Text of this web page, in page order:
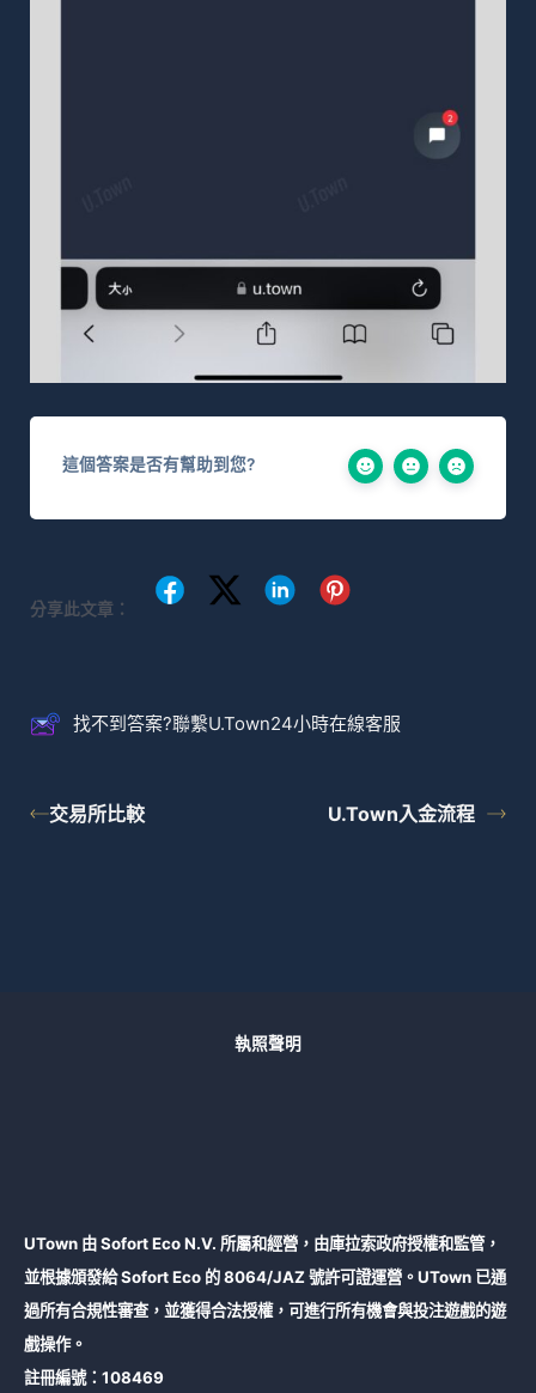
這個答案是否有幫助到您?
分享此文章：
找不到答案?聯繫U.Town24小時在線客服
交易所比較 U.Town入金流程
執照聲明
UTown 由 Sofort Eco N.V. 所屬和經營，由庫拉索政府授權和監管，
並根據頒發給 Sofort Eco 的 8064/JAZ 號許可證運營。UTown 已通
過所有合規性審查，並獲得合法授權，可進行所有機會與投注遊戲的遊
戲操作。
註冊編號：108469